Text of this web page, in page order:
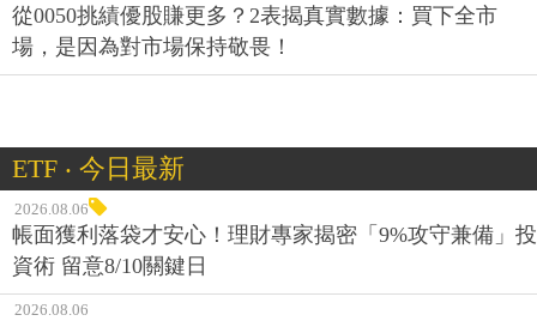
從0050挑績優股賺更多？2表揭真實數據：買下全市
場，是因為對市場保持敬畏！
ETF ‧ 今日最新
2026.08.06
帳面獲利落袋才安心！理財專家揭密「9%攻守兼備」投
資術 留意8/10關鍵日
2026.08.06